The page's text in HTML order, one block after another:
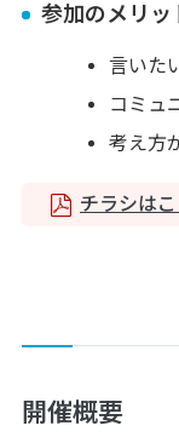
参加のメリッ
言いた
コミュ
考え方
チラシは
開催概要